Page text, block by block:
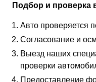
Подбор и
Авто проверяется
Согласование и
Выезд наших
проверки
Предоставление